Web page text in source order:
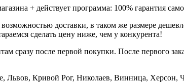
+ действует программа: 100% гарантия
доставки, в таком же размере
сделать цену ниже, чем у конкурента!
сразу после первой покупки. После первого
Львов, Кривой Рог, Николаев, Винница,